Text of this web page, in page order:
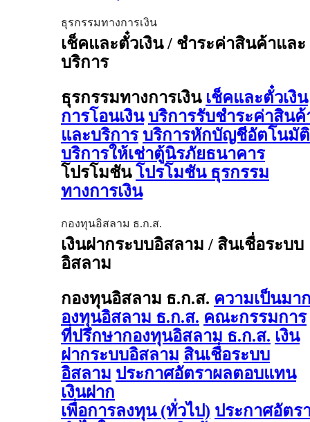
ธุรกรรมทางการเงิน
เช็คและตั๋วเงิน / ชำระค่าสินค้าและ
บริการ
ธุรกรรมทางการเงิน เช็คและตั๋วเงิน
การโอนเงิน บริการรับชำระค่าสินค้
และบริการ บริการหักบัญชีอัตโนมัติ
บริการให้เช่าตู้นิรภัยธนาคาร
โปรโมชัน โปรโมชัน ธุรกรรม
ทางการเงิน
กองทุนอิสลาม ธ.ก.ส.
เงินฝากระบบอิสลาม / สินเชื่อระบบ
อิสลาม
กองทุนอิสลาม ธ.ก.ส. ความเป็นมา
องทุนอิสลาม ธ.ก.ส. คณะกรรมการ
ที่ปรึกษากองทุนอิสลาม ธ.ก.ส. เงิน
ฝากระบบอิสลาม สินเชื่อระบบ
อิสลาม ประกาศอัตราผลตอบแทน
เงินฝาก
เพื่อการลงทุน (ทั่วไป) ประกาศอัตร